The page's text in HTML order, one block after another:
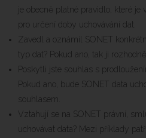
je obecně platné pravidlo, které
pro určení doby uchovávání dat.
Zavedl a oznámil SONET
typ dat? Pokud ano, tak ji
Poskytli jste souhlas s
Pokud ano, bude SONET data
souhlasem.
Vztahují se na SONET právní,
uchovávat data? Mezi příklady